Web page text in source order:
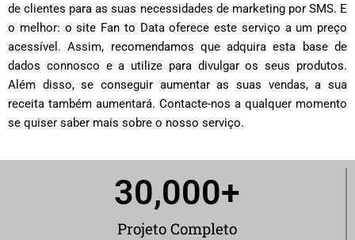
de clientes para as suas necessidades de marketing por SMS. E
o melhor: o site Fan to Data oferece este serviço a um preço
acessível. Assim, recomendamos que adquira esta base de
dados connosco e a utilize para divulgar os seus produtos.
Além disso, se conseguir aumentar as suas vendas, a sua
receita também aumentará. Contacte-nos a qualquer momento
se quiser saber mais sobre o nosso serviço.
Projeto Completo
30,000+